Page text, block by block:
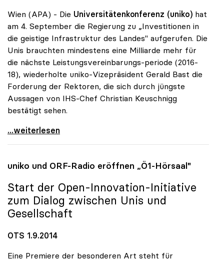
Wien (APA) - Die Universitätenkonferenz (uniko) hat
am 4. September die Regierung zu „Investitionen in
die geistige Infrastruktur des Landes" aufgerufen. Die
Unis brauchten mindestens eine Milliarde mehr für
die nächste Leistungsvereinbarungs-periode (2016-
18), wiederholte uniko-Vizepräsident Gerald Bast die
Forderung der Rektoren, die sich durch jüngste
Aussagen von IHS-Chef Christian Keuschnigg
bestätigt sehen.
Uni-Budget: Rektoren für „Investitionen in
...weiterlesen
uniko und ORF-Radio eröffnen „Ö1-Hörsaal"
Start der Open-Innovation-Initiative
zum Dialog zwischen Unis und
Gesellschaft
OTS 1.9.2014
Eine Premiere der besonderen Art steht für